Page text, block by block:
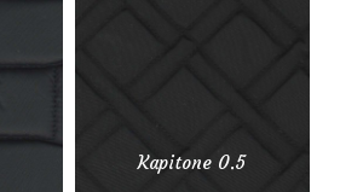
Kapitone 0.5